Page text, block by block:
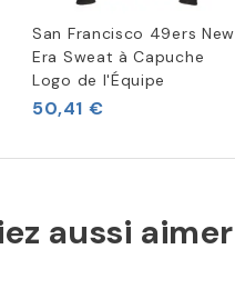
San Francisco 49ers New
Era Sweat à Capuche
Logo de l'Équipe
50,41 €
aussi aimer